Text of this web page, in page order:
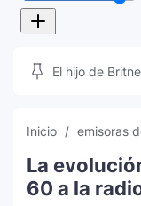
El hijo de
Inicio emisoras
La
60 a la